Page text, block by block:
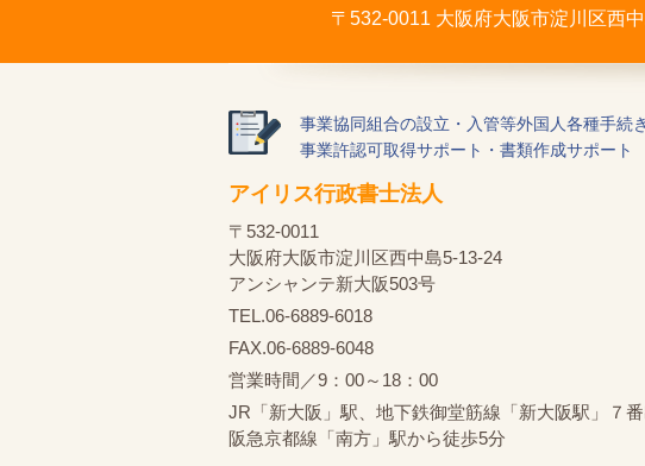
〒532-0011 大阪府大阪市淀川区西
事業協同組合の設立・入管等外国人各種手続
事業許認可取得サポート・書類作成サポート
アイリス行政書士法人
〒532-0011
大阪府大阪市淀川区西中島5-13-24
アンシャンテ新大阪503号
TEL.06-6889-6018
FAX.06-6889-6048
営業時間／9：00～18：00
JR「新大阪」駅、地下鉄御堂筋線「新大阪駅」７
阪急京都線「南方」駅から徒歩5分